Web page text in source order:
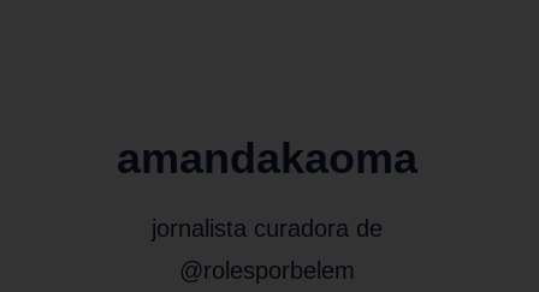
amandakaoma
jornalista curadora de
@rolesporbelem